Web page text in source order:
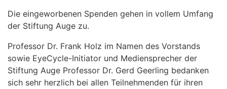
Die eingeworbenen Spenden gehen in vollem Umfang
der Stiftung Auge zu.
Professor Dr. Frank Holz im Namen des Vorstands
sowie EyeCycle-Initiator und Mediensprecher der
Stiftung Auge Professor Dr. Gerd Geerling bedanken
sich sehr herzlich bei allen Teilnehmenden für ihren